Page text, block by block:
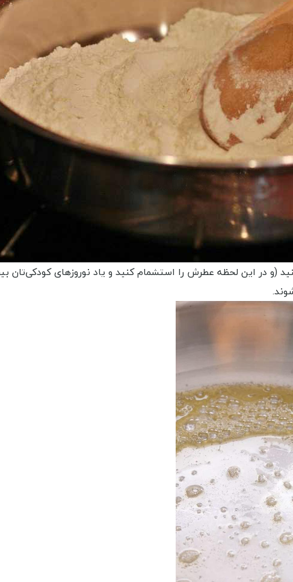
(و در این لحظه عطرش را استشمام کنید و یاد نوروزهای کودکی‌تان